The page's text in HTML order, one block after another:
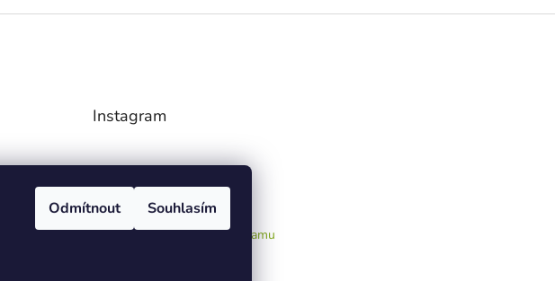
Odmítnout Souhlasím
Instagram
Sledovat na Instagramu